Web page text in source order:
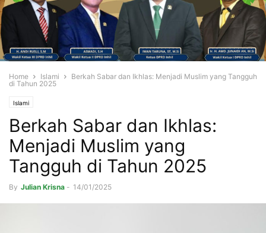
Home Islami
Berkah Sabar dan Ikhlas: Menjadi Muslim yang Tangguh
di Tahun 2025
Islami
Berkah Sabar dan Ikhlas:
Menjadi Muslim yang
Tangguh di Tahun 2025
By Julian Krisna - 14/01/2025